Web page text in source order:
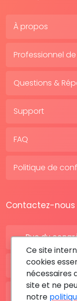
À propos
Professionnel
Questions &
Support
FAQ
Politique de
Contactez-nous
Rue du
BE: +32
FR: +33
Ce site
cookies
nécessaires
site et ne
notre